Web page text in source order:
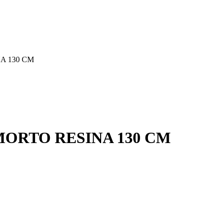
130 CM
RESINA 130 CM